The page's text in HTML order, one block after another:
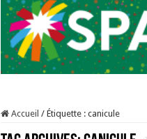
Au
Au
Aidez-
Au
À l’est,
Accueil / Étiquette : canicule